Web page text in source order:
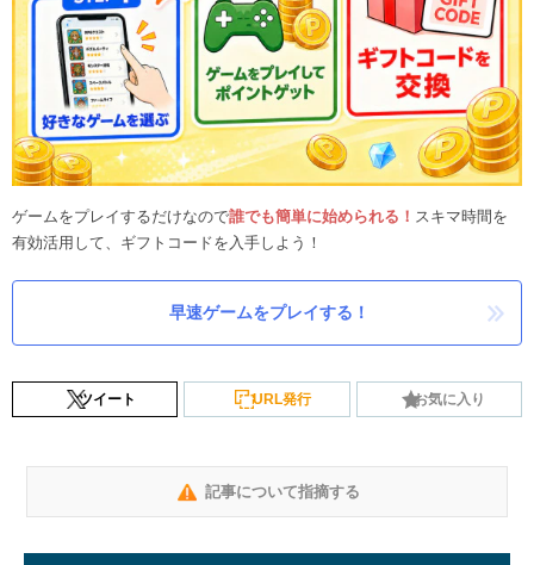
ゲームをプレイするだけなので誰でも簡単に始められる！ スキマ時間を
有効活用して、ギフトコードを入手しよう！
早速ゲームをプレイする！
ツイート URL発行 お気に入り
記事について指摘する